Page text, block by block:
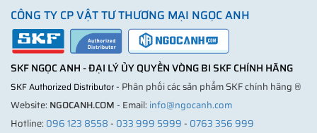
CÔNG TY CP VẬT TƯ THƯƠNG MẠI NGỌC ANH
SKF NGỌC ANH - ĐẠI LÝ ỦY QUYỀN VÒNG BI SKF CHÍNH HÃNG
SKF Authorized Distributor- Phân phối các sản phẩm SKF chính hãng ®
Website: NGOCANH.COM- Email: info@ngocanh.com
Hotline: 096 123 8558- 033 999 5999- 0763 356 999